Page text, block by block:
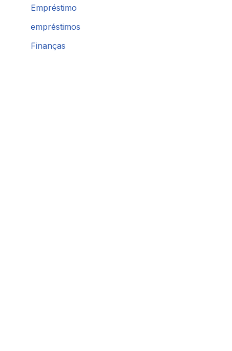
Empréstimo
empréstimos
Finanças